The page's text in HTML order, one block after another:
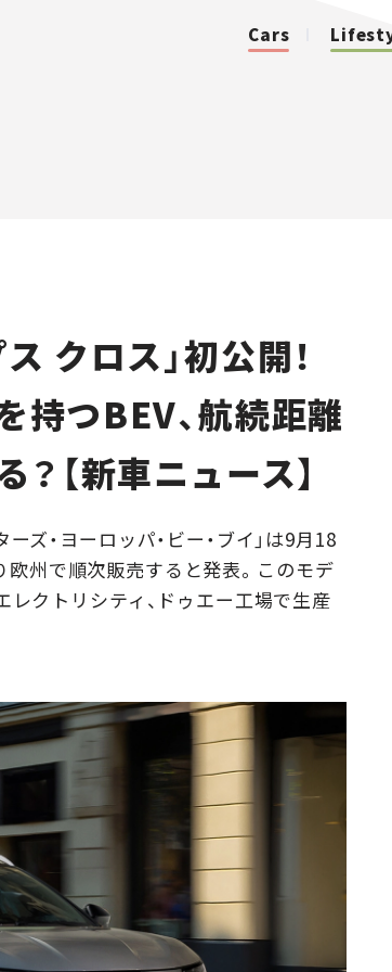
Cars
クロス」初公開！
持つBEV、航続距離
【新車ニュース】
ズ・ヨーロッパ・ビー・ブイ」は9月18
欧州で順次販売すると発表。このモデ
クトリシティ、ドゥエー工場で生産
Traffic
Special
Series